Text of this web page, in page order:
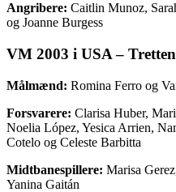
Angribere: Caitlin Munoz,
og Joanne Burgess
VM 2003 i USA –
Målmænd: Romina Ferro og
Forsvarere: Clarisa Huber,
Noelia López, Yesica Arrien,
Cotelo og Celeste Barbitta
Midtbanespillere: Marisa
Yanina Gaitán